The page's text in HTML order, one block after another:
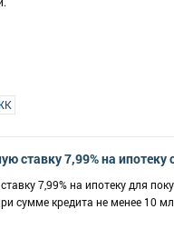
ставку 7,99% на
7,99% на ипотеку для
сумме кредита не менее 10